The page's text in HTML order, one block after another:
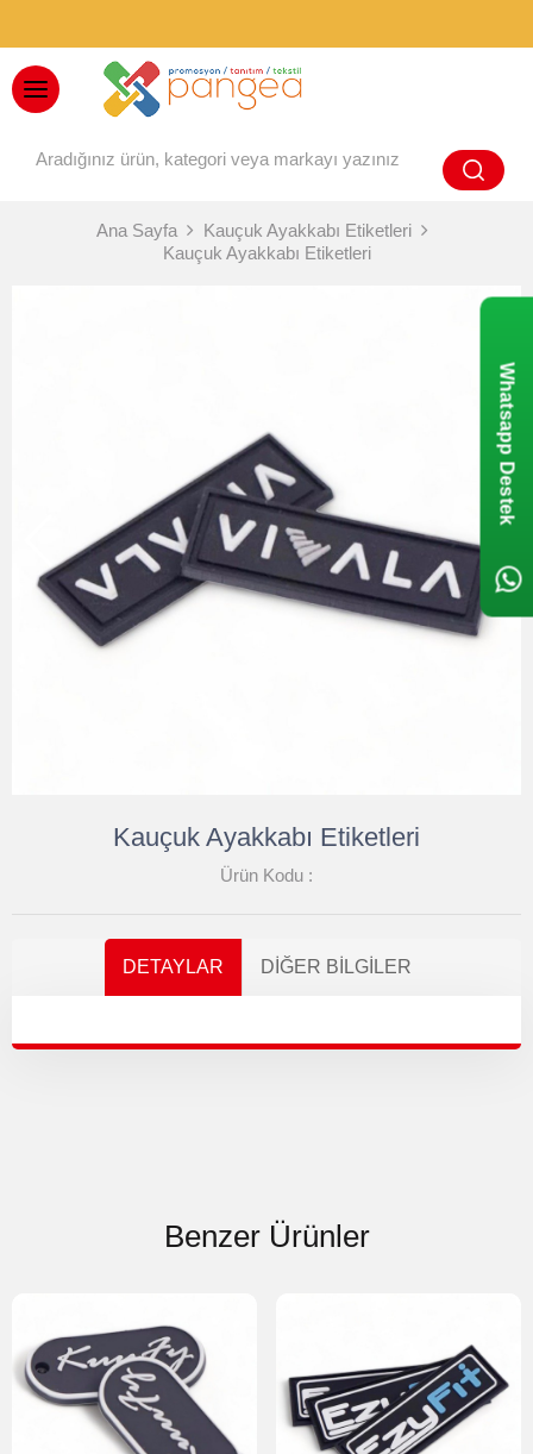
Ana Sayfa
Kauçuk Ayakkabı Etiketleri
Kauçuk Ayakkabı Etiketleri
Kauçuk Ayakkabı Etiketleri
Ürün Kodu :
DETAYLAR DIĞER BILGILER
Benzer Ürünler
Whatsapp Destek